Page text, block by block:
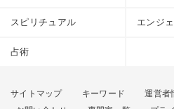
スピリチュアル エンジ
占術
サイトマップ キーワード 運営者